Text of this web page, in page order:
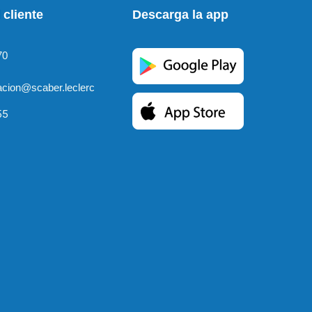
cliente Descarga la app